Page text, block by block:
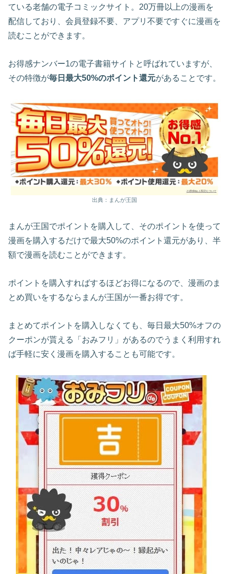
ている老舗の電子コミックサイト。20万冊以上の漫画を
配信しており、会員登録不要、アプリ不要ですぐに漫画を
読むことができます。
お得感ナンバー1の電子書籍サイトと呼ばれていますが、
その特徴が毎日最大50%のポイント還元があることです。
出典：まんが王国
まんが王国でポイントを購入して、そのポイントを使って
漫画を購入するだけで最大50%のポイント還元があり、半
額で漫画を読むことができます。
ポイントを購入すればするほどお得になるので、漫画のま
とめ買いをするならまんが王国が一番お得です。
まとめてポイントを購入しなくても、毎日最大50%オフの
クーポンが貰える「おみフリ」があるのでうまく利用すれ
ば手軽に安く漫画を購入することも可能です。